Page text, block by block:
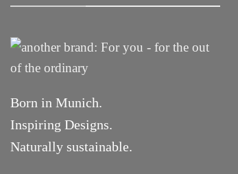
Born in Munich.
Inspiring Designs.
Naturally sustainable.